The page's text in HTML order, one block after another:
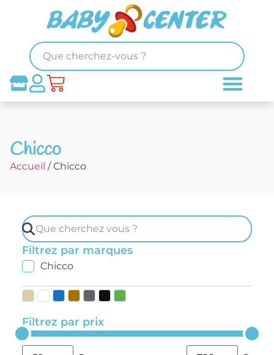
Chicco
Accueil / Chicco
Filtrez par marques
Chicco
Filtrez par prix